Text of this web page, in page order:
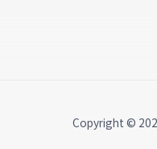
Copyright ©